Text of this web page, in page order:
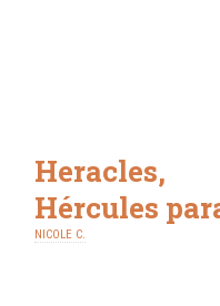
Hércules
NICOLE C.